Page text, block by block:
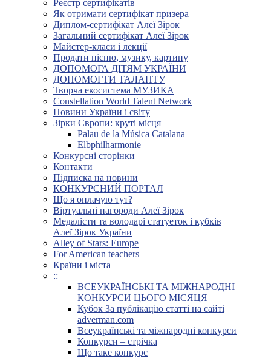
Реєстр сертифікатів
Як отримати сертифікат призера
Диплом-сертифікат Алеї Зірок
Загальний сертифікат Алеї Зірок
Майстер-класи і лекції
Продати пісню, музику, картину
ДОПОМОГА ДІТЯМ УКРАЇНИ
ДОПОМОГТИ ТАЛАНТУ
Творча екосистема МУЗИКА
Constellation World Talent Network
Новини України і світу
Зірки Європи: круті місця
Palau de la Música Catalana
Elbphilharmonie
Конкурсні сторінки
Контакти
Підписка на новини
КОНКУРСНИЙ ПОРТАЛ
Що я оплачую тут?
Віртуальні нагороди Алеї Зірок
Медалісти та володарі статуеток і кубків
Алеї Зірок України
Alley of Stars: Europe
For American teachers
Країни і міста
::
ВСЕУКРАЇНСЬКІ ТА МІЖНАРОДНІ
КОНКУРСИ ЦЬОГО МІСЯЦЯ
Кубок За публікацію статті на сайті
adverman.com
Всеукраїнські та міжнародні конкурси
Конкурси – стрічка
Що таке конкурс